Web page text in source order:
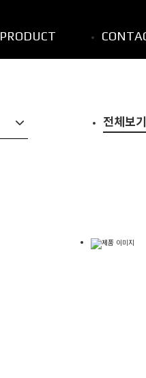
PRODUCT
전체보기